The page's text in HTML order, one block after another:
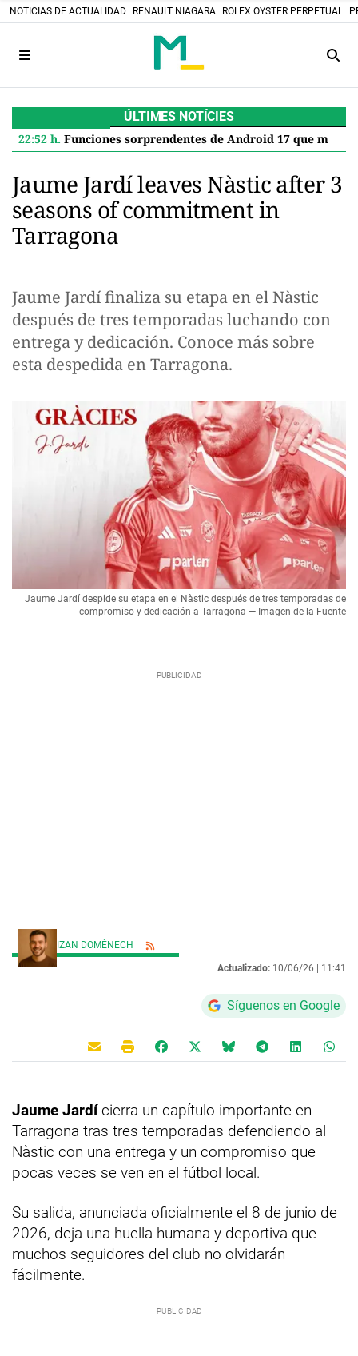
NOTICIAS DE ACTUALIDAD RENAULT NIAGARA ROLEX OYSTER PERPETUAL
ÚLTIMES NOTÍCIES
22:52 h. Funciones sorprendentes de Android 17 que mejoran tu Google Pixel
Jaume Jardí leaves Nàstic after 3
seasons of commitment in
Tarragona
Jaume Jardí finaliza su etapa en el Nàstic
después de tres temporadas luchando con
entrega y dedicación. Conoce más sobre
esta despedida en Tarragona.
Jaume Jardí despide su etapa en el Nàstic después de tres temporadas de
compromiso y dedicación a Tarragona — Imagen de la Fuente
IZAN DOMÈNECH
Actualizado: 10/06/26 | 11:41
Síguenos en Google
Jaume Jardícierra un capítulo importante en
Tarragona tras tres temporadas defendiendo al
Nàstic con una entrega y un compromiso que
pocas veces se ven en el fútbol local.
Su salida, anunciada oficialmente el 8 de junio de
2026, deja una huella humana y deportiva que
muchos seguidores del club no olvidarán
fácilmente.